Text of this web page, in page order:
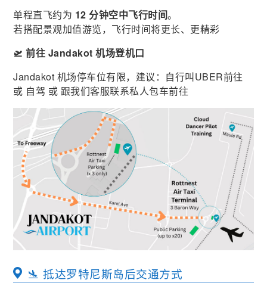
单程直飞约为 12 分钟空中飞行时间。
若搭配景观加值游览，飞行时间将更长、更精彩
🛫 前往 Jandakot 机场登机口
Jandakot 机场停车位有限，建议：自行叫UBER前往
或 自驾 或 跟我们客服联系私人包车前往
🛬 抵达罗特尼斯岛后交通方式